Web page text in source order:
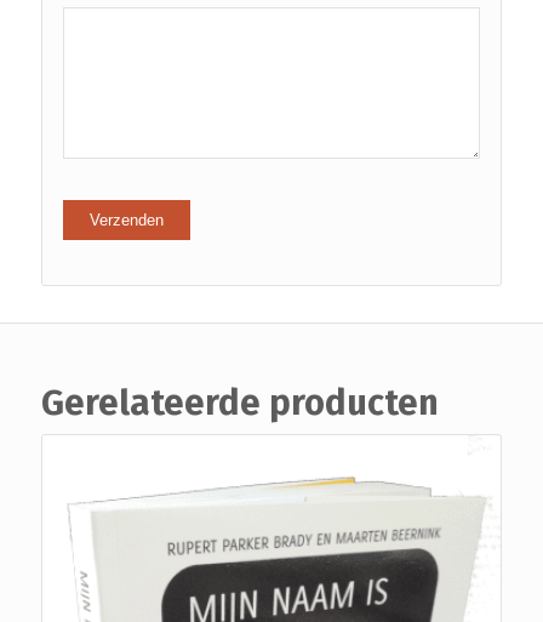
1
2
3 van
4 van de
5 van de 5
Gerelateerde producten